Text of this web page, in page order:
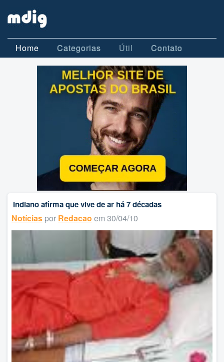
Home Categorias Útil Contato
Indiano afirma que vive de ar há 7 décadas
Notícias por Redacao em 30/04/10